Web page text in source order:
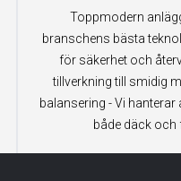
Toppmodern
branschens bästa
för säkerhet och
tillverkning till smidig
balansering - Vi hanterar
både däck och